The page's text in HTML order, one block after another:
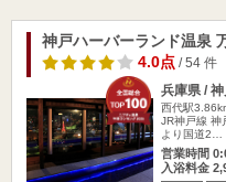
神戸ハーバーランド温泉
4.0点/ 54 件
兵庫県 /
西代駅
JR神戸線 神
より国道2…
営業時間
入浴料金